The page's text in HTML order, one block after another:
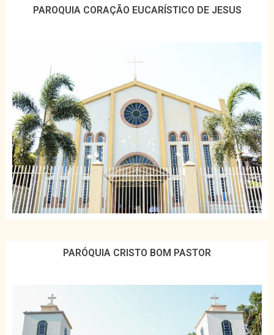
PAROQUIA CORAÇÃO EUCARÍSTICO DE JESUS
PARÓQUIA CRISTO BOM PASTOR